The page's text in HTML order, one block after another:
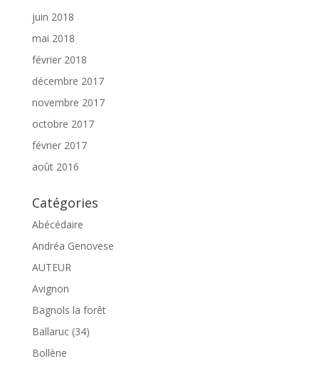
juin 2018
mai 2018
février 2018
décembre 2017
novembre 2017
octobre 2017
février 2017
août 2016
Catégories
Abécédaire
Andréa Genovese
AUTEUR
Avignon
Bagnols la forêt
Ballaruc (34)
Bollène